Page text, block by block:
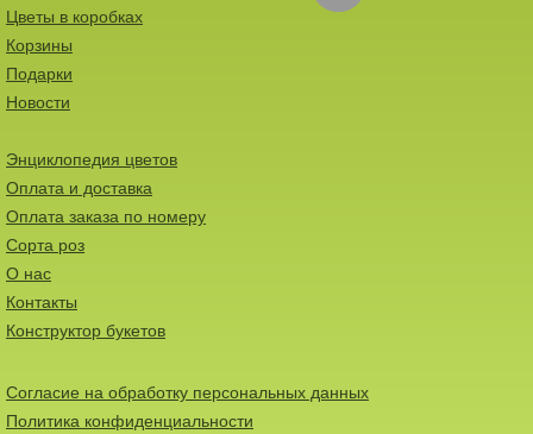
Цветы в коробках
Корзины
Подарки
Новости
Энциклопедия цветов
Оплата и доставка
Оплата заказа по номеру
Сорта роз
О нас
Контакты
Конструктор букетов
Согласие на обработку персональных данных
Политика конфиденциальности